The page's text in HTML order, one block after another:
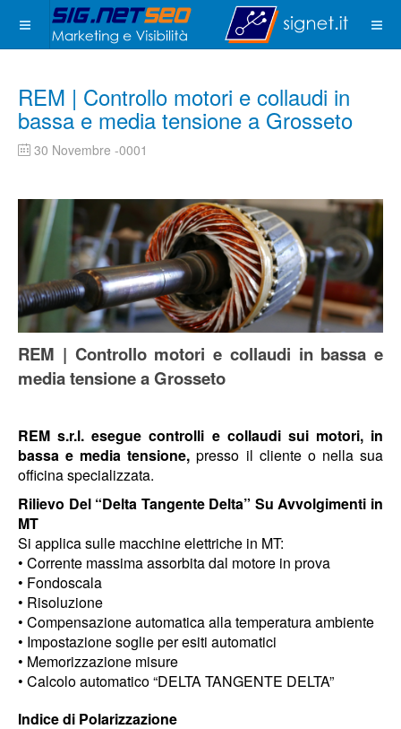
REM | Controllo motori e collaudi in
bassa e media tensione a Grosseto
30 Novembre -0001
REM | Controllo motori e collaudi in bassa e
media tensione a Grosseto
REM s.r.l. esegue controlli e collaudi sui motori, in
bassa e media tensione, presso il cliente o nella sua
officina specializzata.
Rilievo Del “Delta Tangente Delta” Su Avvolgimenti in
MT
Si applica sulle macchine elettriche in MT:
• Corrente massima assorbita dal motore in prova
• Fondoscala
• Risoluzione
• Compensazione automatica alla temperatura ambiente
• Impostazione soglie per esiti automatici
• Memorizzazione misure
• Calcolo automatico “DELTA TANGENTE DELTA”
Indice di Polarizzazione